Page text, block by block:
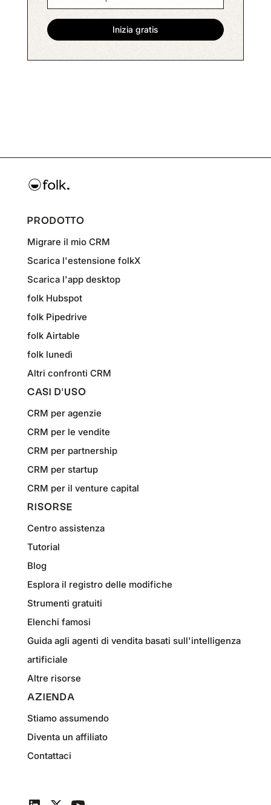
PRODOTTO
Migrare il mio CRM
Scarica l'estensione folkX
Scarica l'app desktop
folk Hubspot
folk Pipedrive
folk Airtable
folk lunedì
Altri confronti CRM
CASI D'USO
CRM per agenzie
CRM per le vendite
CRM per partnership
CRM per startup
CRM per il venture capital
RISORSE
Centro assistenza
Tutorial
Blog
Esplora il registro delle modifiche
Strumenti gratuiti
Elenchi famosi
Guida agli agenti di vendita basati sull'intelligenza
artificiale
Altre risorse
AZIENDA
Stiamo assumendo
Diventa un affiliato
Contattaci